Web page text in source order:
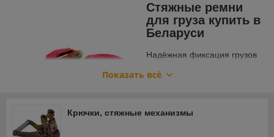
Стяжные ремни
для груза купить в
Беларуси
Надёжная фиксация грузов
обеспечивается
Трансэксимстрой. Компания
Показать всё
Крючки, стяжные механизмы